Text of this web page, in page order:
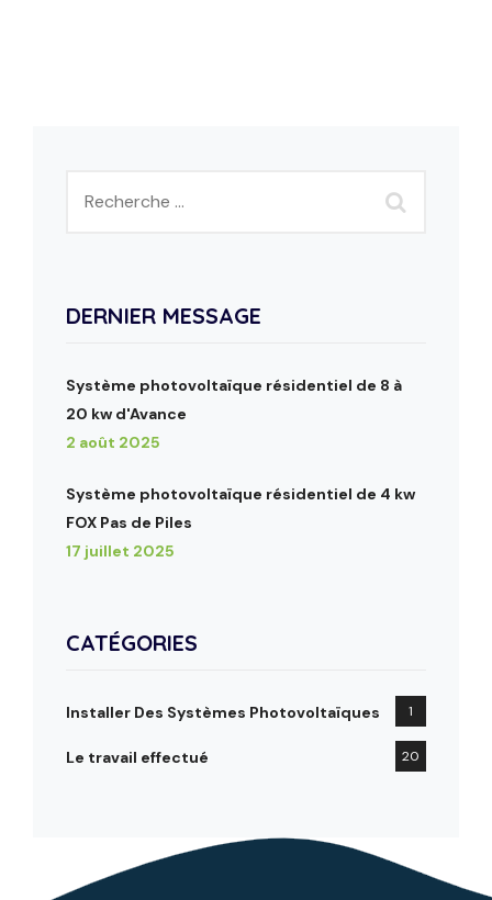
DERNIER MESSAGE
Système photovoltaïque résidentiel de 8 à
20 kw d'Avance
2 août 2025
Système photovoltaïque résidentiel de 4 kw
FOX Pas de Piles
17 juillet 2025
CATÉGORIES
Installer Des Systèmes Photovoltaïques 1
Le travail effectué 20